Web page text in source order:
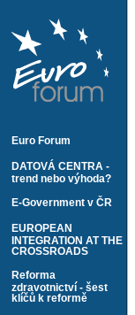
Euro Forum
DATOVÁ CENTRA -
trend nebo výhoda?
E-Government v ČR
EUROPEAN
INTEGRATION AT THE
CROSSROADS
Reforma
zdravotnictví - šest
klíčů k reformě